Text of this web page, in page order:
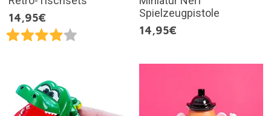
14,95€
Spielzeugpistole
14,95€